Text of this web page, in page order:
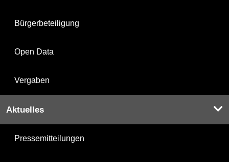
Bürgerbeteiligung
Open Data
Vergaben
Aktuelles
Pressemitteilungen